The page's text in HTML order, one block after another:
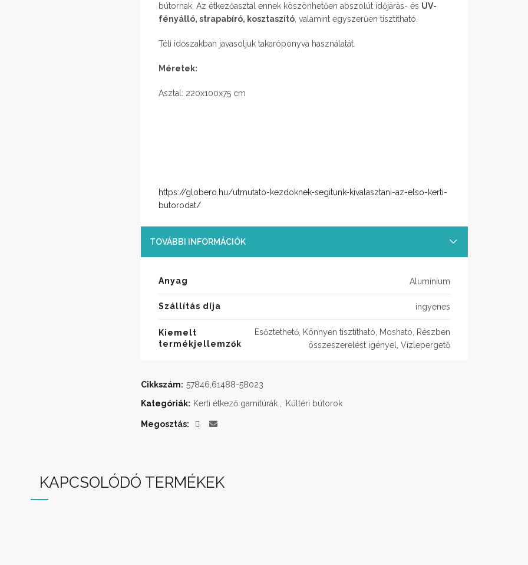
bútornak. Az étkezőasztal ennek köszönhetően abszolút időjárás- és UV-
fényálló, strapabíró, kosztaszító , valamint egyszerűen tisztítható.
Téli időszakban javasoljuk takaróponyva használatát.
Méretek:
Asztal: 220x100x75 cm
https://globero.hu/utmutato-kezdoknek-segitunk-kivalasztani-az-elso-kerti-
butorodat/
TOVÁBBI INFORMÁCIÓK
Anyag Alumínium
Szállítás díja ingyenes
Kiemelt
termékjellemzők
Esőztethető, Könnyen tisztítható, Mosható, Részben
összeszerelést igényel, Vízlepergető
Cikkszám: 57846,61488-58023
Kategóriák: Kerti étkező garnitúrák Kültéri bútorok
Megosztás
KAPCSOLÓDÓ TERMÉKEK